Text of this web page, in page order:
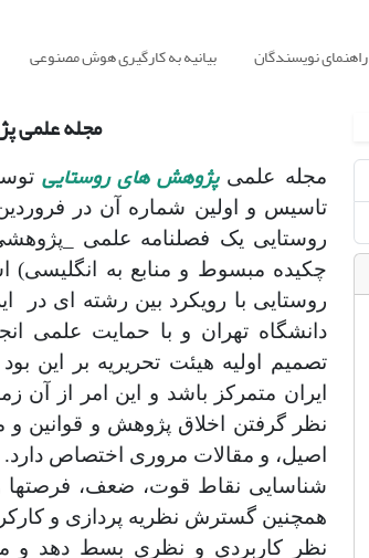
راهنمای نویسندگان بیانیه به کارگیری هوش مصنوعی
مجله علمی
مجله علمی پژوهش های روستایی
روستایی یک فصلنامه علمی
چکیده مبسوط و منابع به
روستایی با رویکرد بین رشته ای در
دانشگاه تهران و با حمایت علمی
تصمیم اولیه هیئت تحریریه بر این
ایران متمرکز باشد و این امر از
نظر گرفتن اخلاق پژوهش و قوانین
اصیل، و مقالات مروری اختصاص دارد.
شناسایی نقاط قوت، ضعف، فرصت­ها
همچنین گسترش نظریه­ پردازی و
نظر کاربردی و نظری بسط دهد و